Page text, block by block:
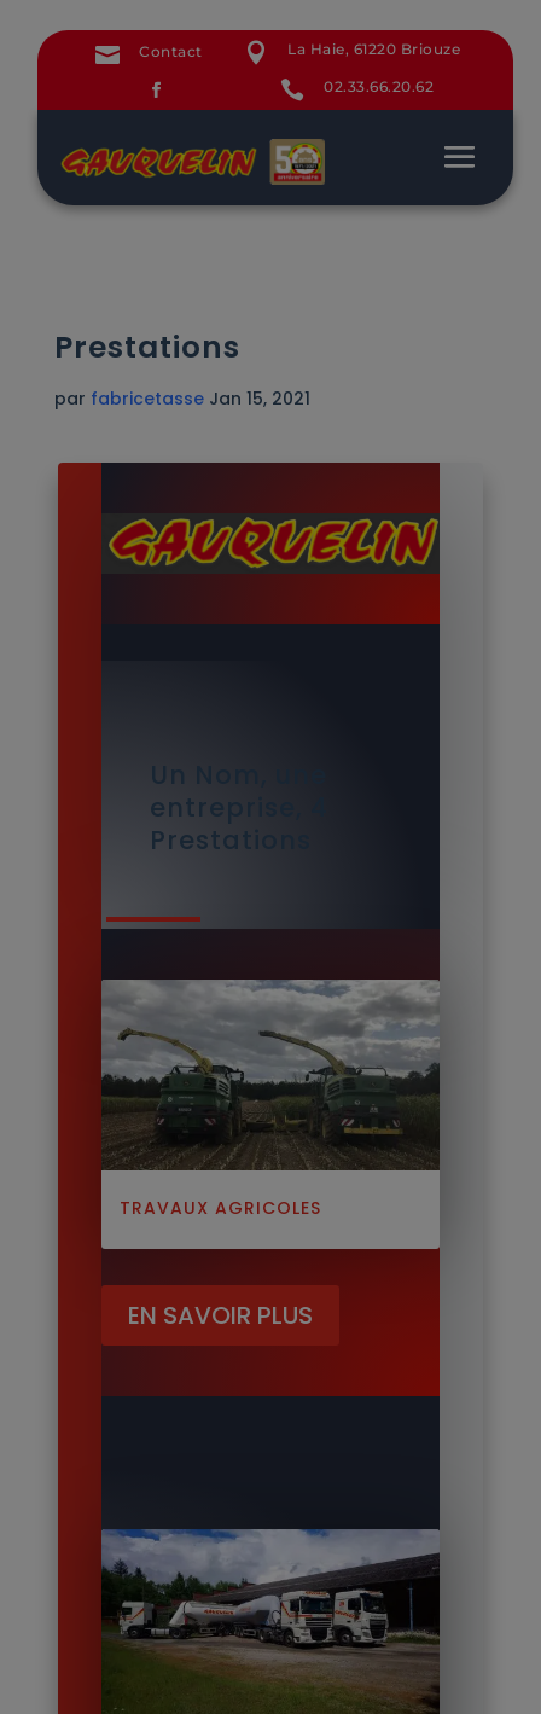
 Contact  La Haie, 61220 Briouze
 02.33.66.20.62
Prestations
par fabricetasse Jan 15, 2021
Un Nom, une
entreprise, 4
Prestations
TRAVAUX AGRICOLES
EN SAVOIR PLUS